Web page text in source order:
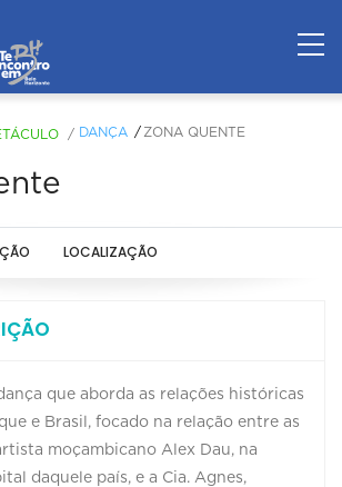
/ DANÇA ZONA QUENTE
LOCALIZAÇÃO
que aborda as relações históricas
e Brasil, focado na relação entre as
moçambicano Alex Dau, na
daquele país, e a Cia. Agnes,